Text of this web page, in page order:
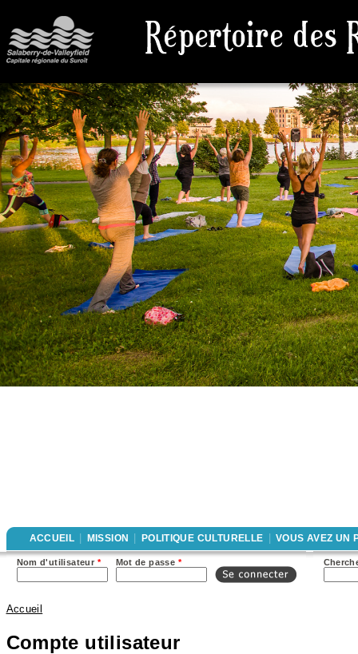
ACCUEIL MISSION POLITIQUE CULTURELLE VOUS AVEZ UN
Nom d'utilisateur * Mot de passe *
Vous êtes ici
Accueil
Compte utilisateur